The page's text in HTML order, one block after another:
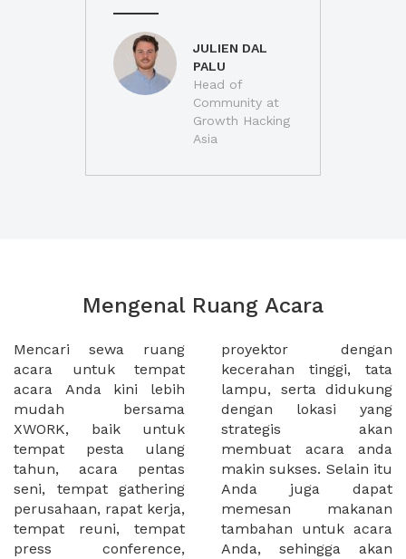
JULIEN DAL
PALU
Head of
Community at
Growth Hacking
Asia
Mengenal Ruang Acara
Mencari sewa ruang
acara untuk tempat
acara Anda kini lebih
mudah bersama
XWORK, baik untuk
tempat pesta ulang
tahun, acara pentas
seni, tempat gathering
perusahaan, rapat kerja,
tempat reuni, tempat
press conference,
proyektor dengan
kecerahan tinggi, tata
lampu, serta didukung
dengan lokasi yang
strategis akan
membuat acara anda
makin sukses. Selain itu
Anda juga dapat
memesan makanan
tambahan untuk acara
Anda, sehingga akan